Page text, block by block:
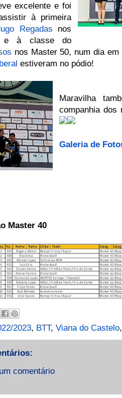
excelente e foi
à primeira
Regadas nos
e à classe do
nos Master 50, num dia
estiveram no pódio!
Maravilha
companhia
Galeria de
Master 40
2023, BTT, Viana do Castelo
comentário